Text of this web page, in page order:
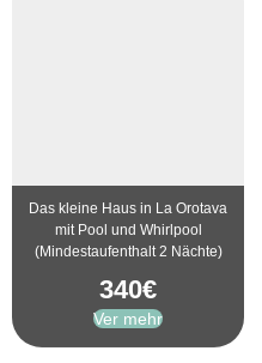
Das kleine Haus in La Orotava
mit Pool und Whirlpool
(Mindestaufenthalt 2 Nächte)
340€
Ver mehr